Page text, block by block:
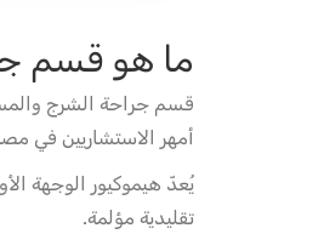
ما هو قسم
قسم جراحة الشرج
أمهر الاستشاريين في
يُعدّ هيموكيور الوجهة
تقليدية مؤلمة.